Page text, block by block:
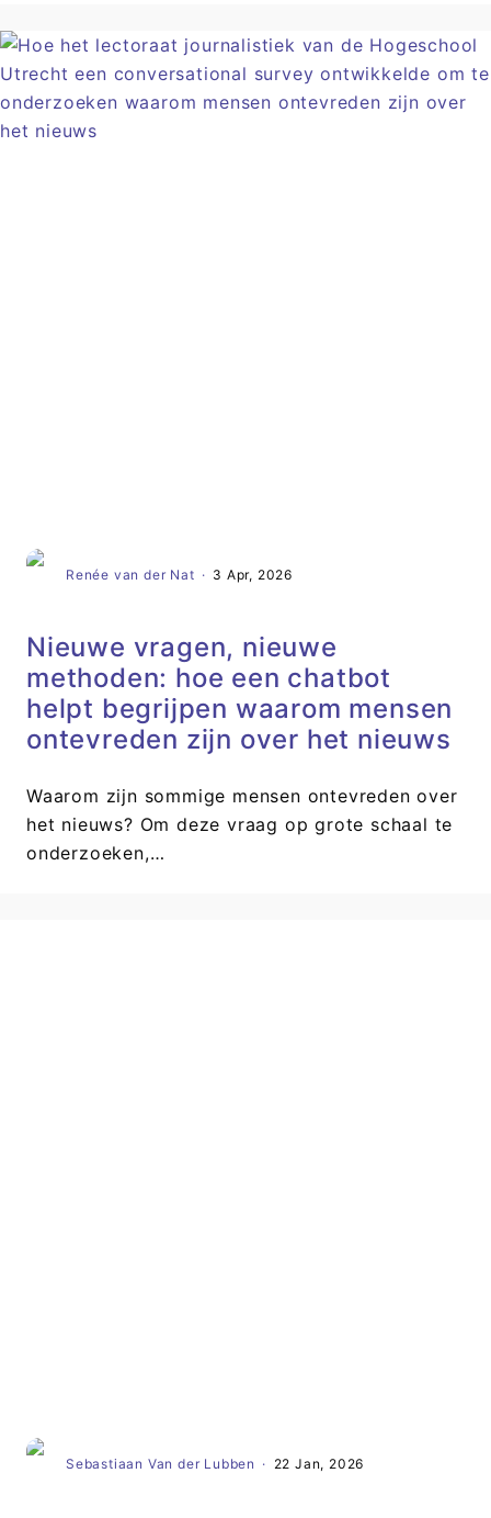
Renée van der Nat · 3 Apr, 2026
Nieuwe vragen, nieuwe
methoden: hoe een chatbot
helpt begrijpen waarom mensen
ontevreden zijn over het nieuws
Waarom zijn sommige mensen ontevreden over
het nieuws? Om deze vraag op grote schaal te
onderzoeken,…
Sebastiaan Van der Lubben · 22 Jan, 2026